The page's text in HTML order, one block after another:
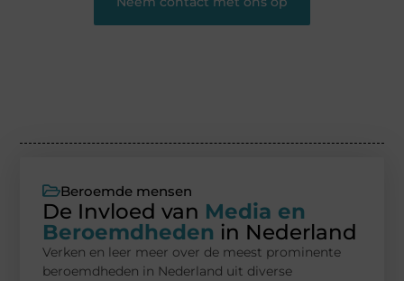
Beroemde mensen
De Invloed van Media en
Beroemdheden in Nederland
Verken en leer meer over de meest prominente
beroemdheden in Nederland uit diverse